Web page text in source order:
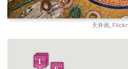
天井画, Flickr